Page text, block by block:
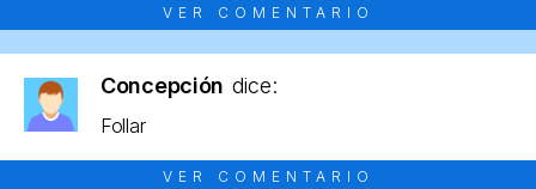
VER COMENTARIO
Concepción dice:
Follar
VER COMENTARIO